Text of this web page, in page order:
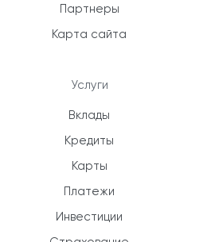
Партнеры
Карта сайта
Услуги
Вклады
Кредиты
Карты
Платежи
Инвестиции